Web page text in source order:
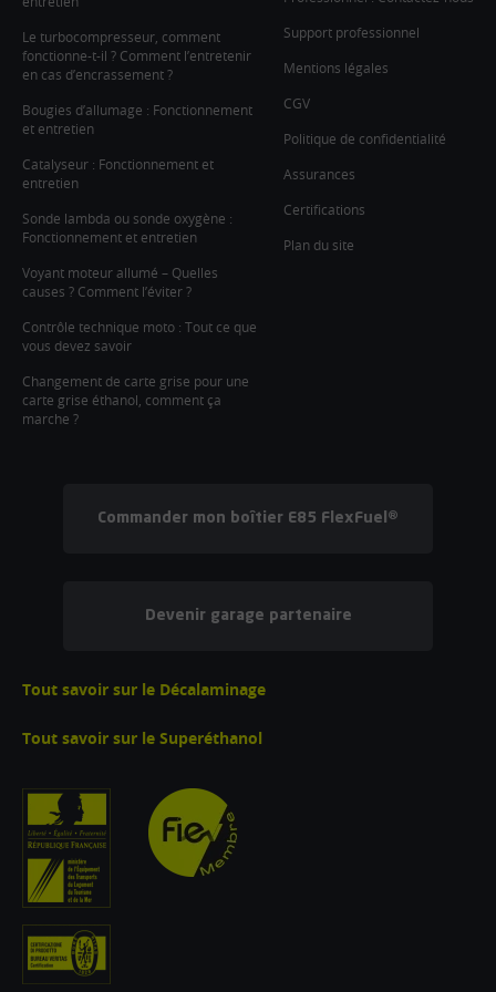
Le turbocompresseur, comment
fonctionne-t-il ? Comment l’entretenir
en cas d’encrassement ?
Bougies d’allumage : Fonctionnement
et entretien
Catalyseur : Fonctionnement et
entretien
Sonde lambda ou sonde oxygène :
Fonctionnement et entretien
Voyant moteur allumé – Quelles
causes ? Comment l’éviter ?
Contrôle technique moto : Tout ce que
vous devez savoir
Changement de carte grise pour une
carte grise éthanol, comment ça
marche ?
Support professionnel
Mentions légales
CGV
Politique de confidentialité
Assurances
Certifications
Plan du site
Commander mon boîtier E85 FlexFuel®
Devenir garage partenaire
Tout savoir sur le Décalaminage
Tout savoir sur le Superéthanol